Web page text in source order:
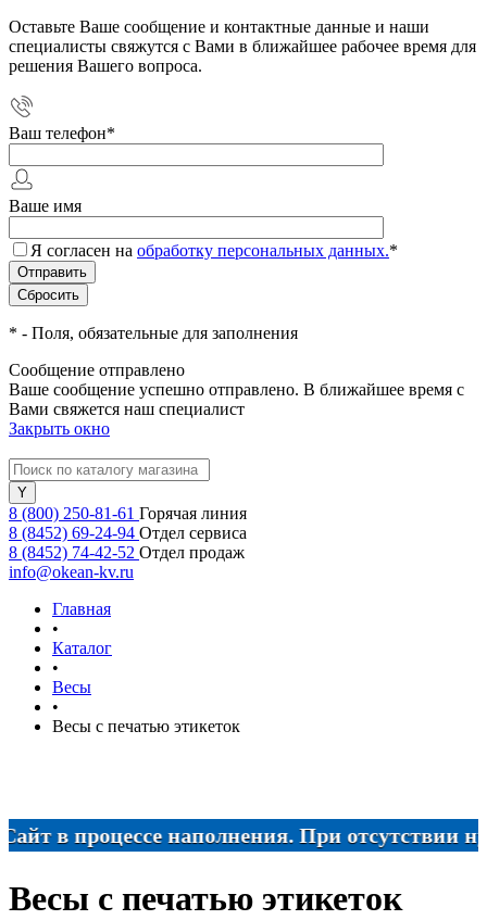
Оставьте Ваше сообщение и контактные данные и наши
специалисты свяжутся с Вами в ближайшее рабочее время для
решения Вашего вопроса.
Ваш телефон*
Ваше имя
Я согласен на обработку персональных данных.*
* - Поля, обязательные для заполнения
Сообщение отправлено
Ваше сообщение успешно отправлено. В ближайшее время с
Вами свяжется наш специалист
Закрыть окно
8 (800) 250-81-61 Горячая линия
8 (8452) 69-24-94 Отдел сервиса
8 (8452) 74-42-52 Отдел продаж
info@okean-kv.ru
Главная
•
Каталог
•
Весы
•
Весы с печатью этикеток
в процессе наполнения. При отсутствии
Весы с печатью этикеток